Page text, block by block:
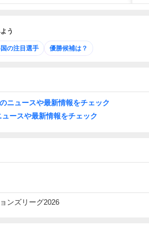
う
の注目選手 優勝候補は？
ニュースや最新情報をチェック
ュースや最新情報をチェック
ンズリーグ2026